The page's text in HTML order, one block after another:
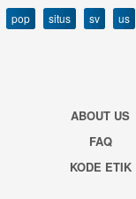
pop
situs sv us
ABOUT US
FAQ
KODE ETIK